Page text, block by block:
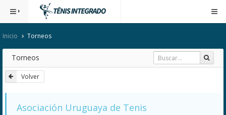
Inicio Torneos
Torneos
Volver
Asociación Uruguaya de Tenis